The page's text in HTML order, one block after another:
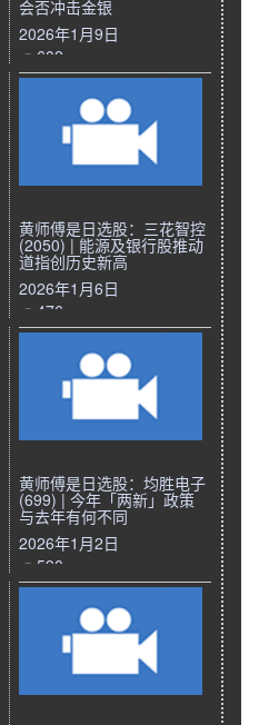
会否冲击金银
2026年1月9日
602
黄师傅是日选股：三花智控
(2050) | 能源及银行股推动
道指创历史新高
2026年1月6日
476
黄师傅是日选股：均胜电子
(699) | 今年「两新」政策
与去年有何不同
2026年1月2日
590